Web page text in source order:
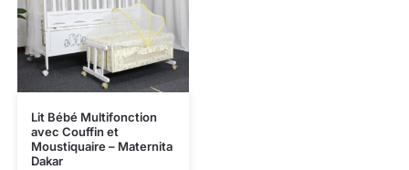
Lit Bébé Multifonction
avec Couffin et
Moustiquaire – Maternita
Dakar